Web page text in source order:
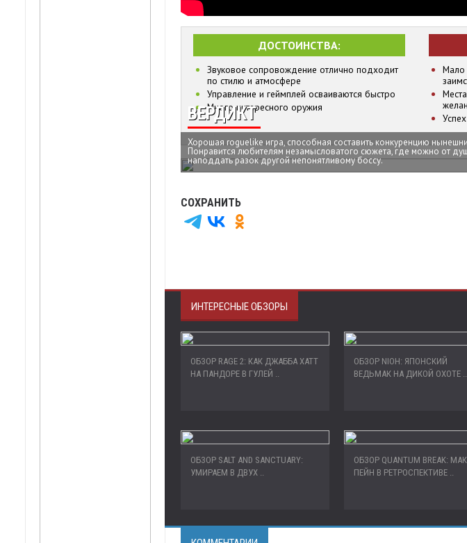
ДОСТОИНСТВА:
Звуковое сопровождение отлично подходит
по стилю и атмосфере
Управление и геймплей осваиваются быстро
Много интересного оружия
Мало
ВЕРДИКТ
Хорошая roguelike игра, способная составить конкуренцию
Понравится любителям незамысловатого сюжета, где можно от
наподдать разок другой непонятливому боссу.
СОХРАНИТЬ
ИНТЕРЕСНЫЕ ОБЗОРЫ
ОБЗОР RAGE 2: КАК ДЖАББА ХАТТ
НА ПАНДОРЕ В ГУЛЕЙ ..
ОБЗОР NIOH: ЯПОНСКИЙ
ВЕДЬМАК НА ДИКОЙ ОХОТЕ ..
ОБЗОР SALT AND SANCTUARY:
УМИРАЕМ В ДВУХ ..
ОБЗОР QUANTUM BREAK:
ПЕЙН В РЕТРОСПЕКТИВЕ ..